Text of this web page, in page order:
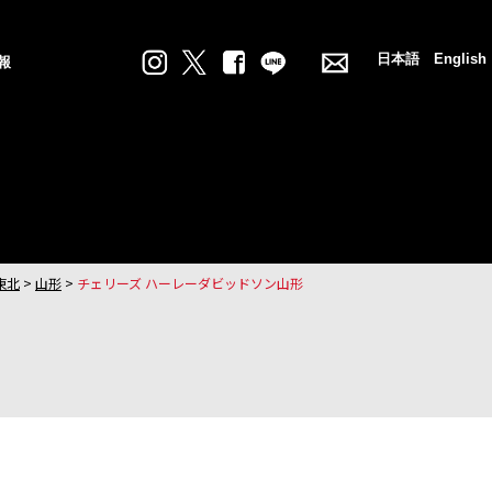
日本語 English
北 > 山形 > チェリーズ ハーレーダビッドソン山形